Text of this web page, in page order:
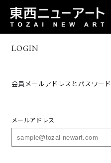
LOGIN
会員メールアドレスとパスワー
メールアドレス